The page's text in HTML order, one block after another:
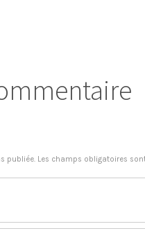
publiée. Les champs obligatoires